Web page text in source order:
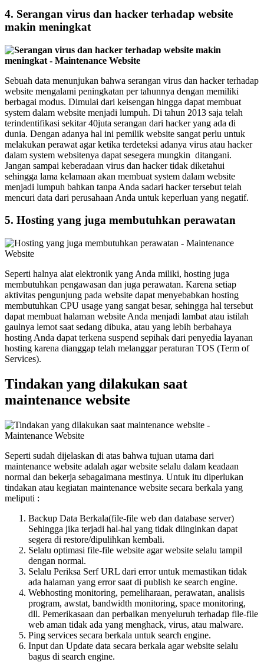
4. Serangan virus dan hacker terhadap website
makin meningkat
Sebuah data menunjukan bahwa serangan virus dan hacker terhadap
website mengalami peningkatan per tahunnya dengan memiliki
berbagai modus. Dimulai dari keisengan hingga dapat membuat
system dalam website menjadi lumpuh. Di tahun 2013 saja telah
terindentifikasi sekitar 40juta serangan dari hacker yang ada di
dunia. Dengan adanya hal ini pemilik website sangat perlu untuk
melakukan perawat agar ketika terdeteksi adanya virus atau hacker
dalam system websitenya dapat sesegera mungkin ditangani.
Jangan sampai keberadaan virus dan hacker tidak diketahui
sehingga lama kelamaan akan membuat system dalam website
menjadi lumpuh bahkan tanpa Anda sadari hacker tersebut telah
mencuri data dari perusahaan Anda untuk keperluan yang negatif.
5. Hosting yang juga membutuhkan perawatan
Seperti halnya alat elektronik yang Anda miliki, hosting juga
membutuhkan pengawasan dan juga perawatan. Karena setiap
aktivitas pengunjung pada website dapat menyebabkan hosting
membutuhkan CPU usage yang sangat besar, sehingga hal tersebut
dapat membuat halaman website Anda menjadi lambat atau istilah
gaulnya lemot saat sedang dibuka, atau yang lebih berbahaya
hosting Anda dapat terkena suspend sepihak dari penyedia layanan
hosting karena dianggap telah melanggar peraturan TOS (Term of
Services).
Tindakan yang dilakukan saat
maintenance website
Seperti sudah dijelaskan di atas bahwa tujuan utama dari
maintenance website adalah agar website selalu dalam keadaan
normal dan bekerja sebagaimana mestinya. Untuk itu diperlukan
tindakan atau kegiatan maintenance website secara berkala yang
meliputi :
Backup Data Berkala(file-file web dan database server)
Sehingga jika terjadi hal-hal yang tidak diinginkan dapat
segera di restore/dipulihkan kembali.
Selalu optimasi file-file website agar website selalu tampil
dengan normal.
Selalu Periksa Serf URL dari error untuk memastikan tidak
ada halaman yang error saat di publish ke search engine.
Webhosting monitoring, pemeliharaan, perawatan, analisis
program, awstat, bandwidth monitoring, space monitoring,
dll. Pemerikasaan dan perbaikan menyeluruh terhadap file-file
web aman tidak ada yang menghack, virus, atau malware.
Ping services secara berkala untuk search engine.
Input dan Update data secara berkala agar website selalu
bagus di search engine.